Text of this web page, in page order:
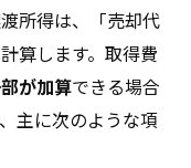
所得は、「売却代
算します。取得費
が加算できる場合
主に次のような項